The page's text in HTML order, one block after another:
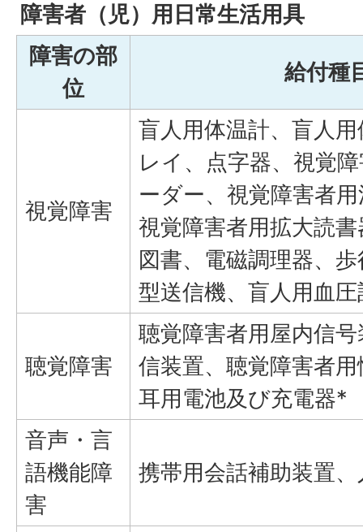
障害者（児）用日常生活用具
障害の部
位
給付種
視覚障害
盲人用体温計、盲人
レイ、点字器、視覚
ーダー、視覚障害者
視覚障害者用拡大読
図書、電磁調理器、
型送信機、盲人用血圧
聴覚障害
聴覚障害者用屋内信
信装置、聴覚障害者
耳用電池及び充電器*
音声・言
語機能障
害
携帯用会話補助装置